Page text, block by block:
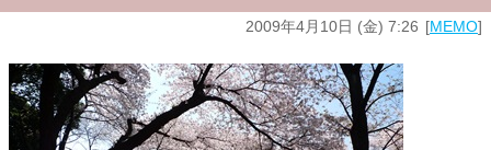
2009年4月10日 (金) 7:26 MEMO